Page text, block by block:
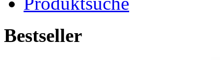
Bestseller